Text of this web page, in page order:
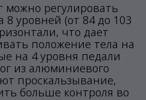
можно регулировать
уровней (от 84 до 103
что дает
положение тела на
на 4 уровня педали
из алюминиевого
проскальзывание,
больше контроля во